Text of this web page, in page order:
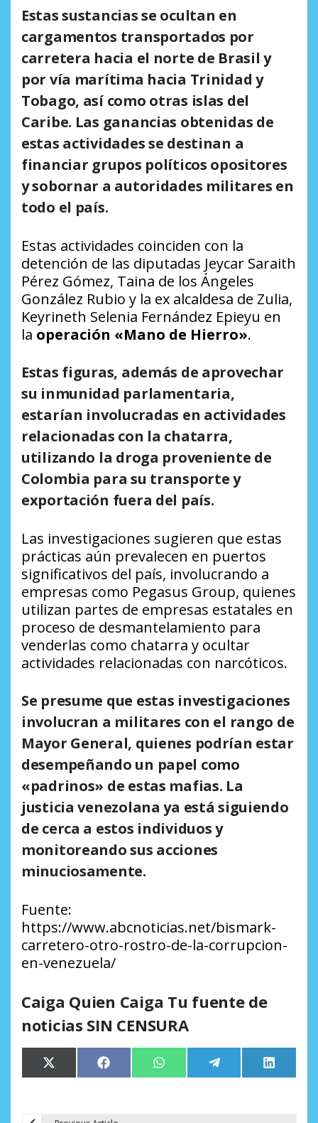
Estas sustancias se ocultan en
cargamentos transportados por
carretera hacia el norte de Brasil y
por vía marítima hacia Trinidad y
Tobago, así como otras islas del
Caribe. Las ganancias obtenidas de
estas actividades se destinan a
financiar grupos políticos opositores
y sobornar a autoridades militares en
todo el país.
Estas actividades coinciden con la
detención de las diputadas Jeycar Saraith
Pérez Gómez, Taina de los Ángeles
González Rubio y la ex alcaldesa de Zulia,
Keyrineth Selenia Fernández Epieyu en
la operación «Mano de Hierro».
Estas figuras, además de aprovechar
su inmunidad parlamentaria,
estarían involucradas en actividades
relacionadas con la chatarra,
utilizando la droga proveniente de
Colombia para su transporte y
exportación fuera del país.
Las investigaciones sugieren que estas
prácticas aún prevalecen en puertos
significativos del país, involucrando a
empresas como Pegasus Group, quienes
utilizan partes de empresas estatales en
proceso de desmantelamiento para
venderlas como chatarra y ocultar
actividades relacionadas con narcóticos.
Se presume que estas investigaciones
involucran a militares con el rango de
Mayor General, quienes podrían estar
desempeñando un papel como
«padrinos» de estas mafias. La
justicia venezolana ya está siguiendo
de cerca a estos individuos y
monitoreando sus acciones
minuciosamente.
Fuente:
https://www.abcnoticias.net/bismark-
carretero-otro-rostro-de-la-corrupcion-
en-venezuela/
Caiga Quien Caiga Tu fuente de
noticias SIN CENSURA
Compartir
en
X
(Twitter)
Compartir
en
Facebook Compartir
en
WhatsApp Compartir
en
Telegram
en
LinkedIn